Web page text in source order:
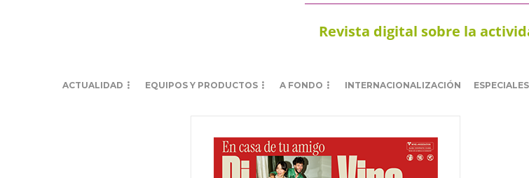
Revista digital sobre la
ACTUALIDAD EQUIPOS Y PRODUCTOS A FONDO INTERNACIONALIZACIÓN ESPECIALES